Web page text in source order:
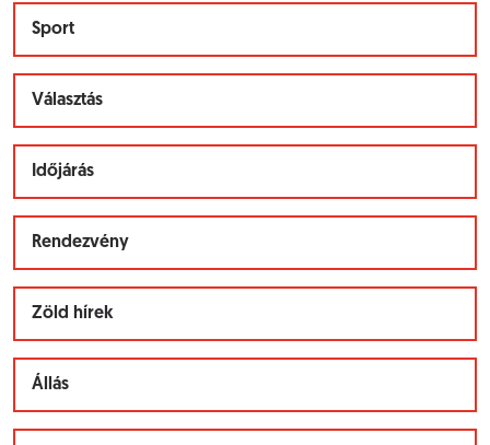
Sport
Választás
Időjárás
Rendezvény
Zöld hírek
Állás